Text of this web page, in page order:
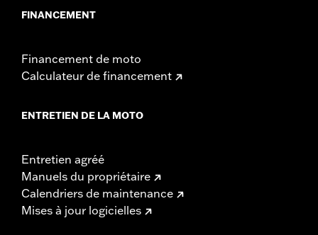
FINANCEMENT
Financement de moto
Calculateur de financement
ENTRETIEN DE LA MOTO
Entretien agréé
Manuels du propriétaire
Calendriers de maintenance
Mises à jour logicielles